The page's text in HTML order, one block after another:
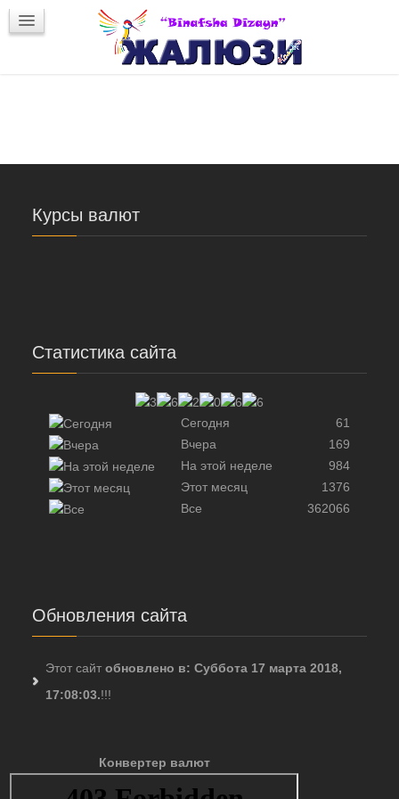
Новости интерьера
Обратная связь
Заказ жалюзи
Курсы валют
Статистика сайта
Сегодня
61
Вчера
169
На этой неделе
984
Этот месяц
1376
Все
362066
Обновления сайта
Этот сайтобновлено в: Суббота 17 марта 2018,
17:08:03.!!!
Конвертер валют